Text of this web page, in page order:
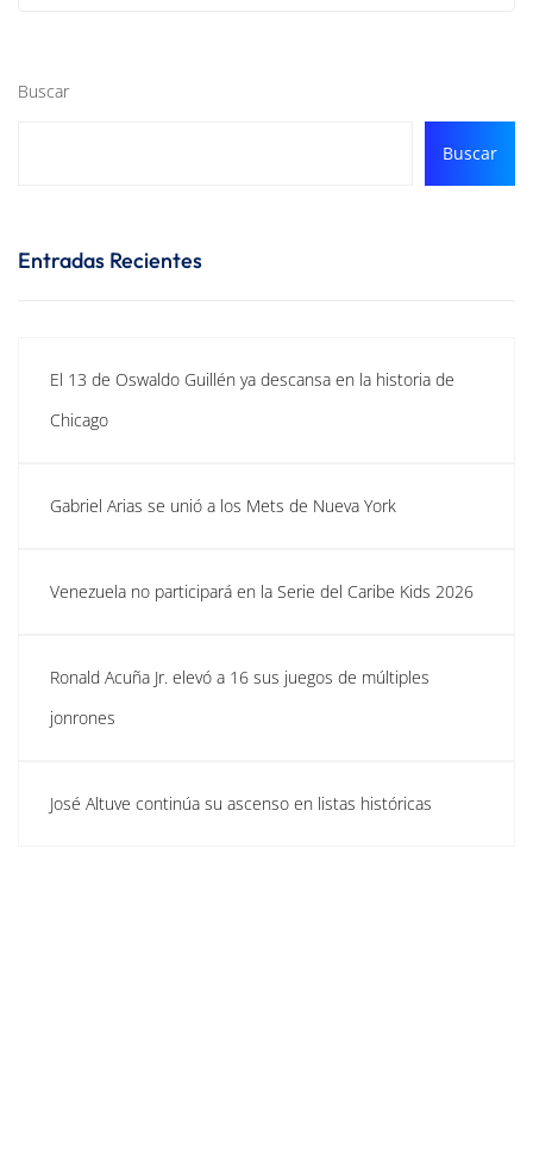
Buscar
Buscar
Entradas Recientes
El 13 de Oswaldo Guillén ya descansa en la historia de
Chicago
Gabriel Arias se unió a los Mets de Nueva York
Venezuela no participará en la Serie del Caribe Kids 2026
Ronald Acuña Jr. elevó a 16 sus juegos de múltiples
jonrones
José Altuve continúa su ascenso en listas históricas